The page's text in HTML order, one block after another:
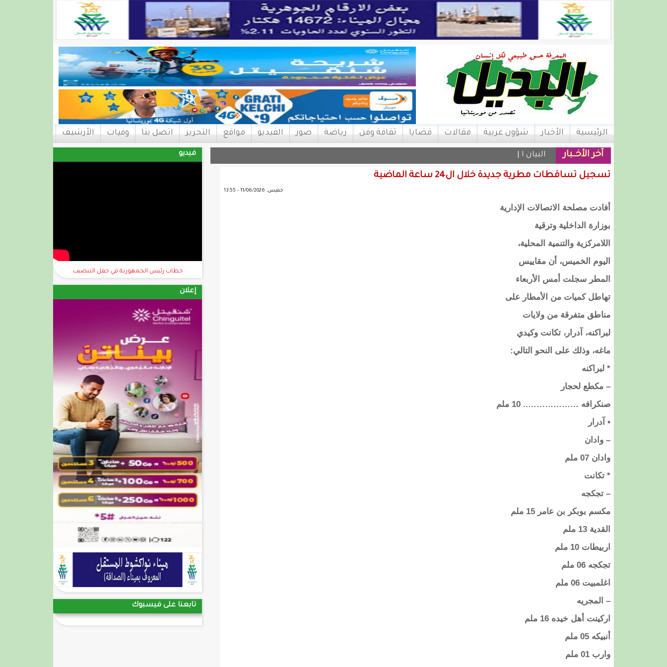
الرئيسية الأخبار شؤون عربية مقالات قضايا ثقافة وفن رياضة صور الفيديو مواقع التحرير اتصل بنا وفيات الأرشيف
فيديو
خطاب رئيس الجمهورية في حفل التنصيب
إعلان
تابعنا على فيسبوك
آخر الأخــبار البيان الصادر ب_
تسجيل تساقطات مطرية جديدة خلال ال24 ساعة الماضية
خميس, 11/06/2026 - 13:55
أفادت مصلحة الاتصالات الإدارية
بوزارة الداخلية وترقية
اللامركزية والتنمية المحلية،
اليوم الخميس، أن مقاييس
المطر سجلت أمس الأربعاء
تهاطل كميات من الأمطار على
مناطق متفرقة من ولايات
لبراكنه، آدرار، تكانت وكيدي
ماغه، وذلك على النحو التالي:
* لبراكنه
– مكطع لحجار
صنكرافه ……………….. 10 ملم
• آدرار
– وادان
وادان 07 ملم
* تكانت
– تجكجه
مكسم بوبكر بن عامر 15 ملم
القدية 13 ملم
اربيطات 10 ملم
تجكجه 06 ملم
اغلمبيت 06 ملم
– المجريه
اركينت أهل خيده 16 ملم
أنبيكه 05 ملم
وارب 01 ملم